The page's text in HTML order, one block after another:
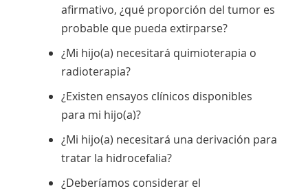
afirmativo, ¿qué proporción del tumor es
probable que pueda extirparse?
¿Mi hijo(a) necesitará quimioterapia o
radioterapia?
¿Existen ensayos clínicos disponibles
para mi hijo(a)?
¿Mi hijo(a) necesitará una derivación para
tratar la hidrocefalia?
¿Deberíamos considerar el